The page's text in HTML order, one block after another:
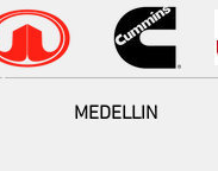
MEDELLIN